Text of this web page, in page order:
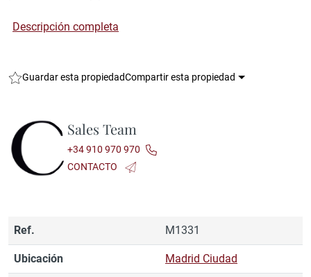
Descripción completa
Guardar esta propiedadCompartir esta propiedad
Sales Team
+34 910 970 970
CONTACTO
Ref. M1331
Ubicación Madrid Ciudad